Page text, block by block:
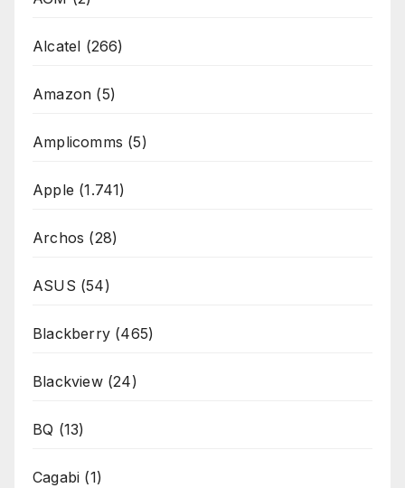
Alcatel (266)
Amazon (5)
Amplicomms (5)
Apple (1.741)
Archos (28)
ASUS (54)
Blackberry (465)
Blackview(24)
BQ (13)
Cagabi (1)